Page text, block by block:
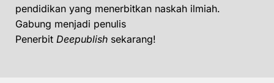
pendidikan yang menerbitkan naskah ilmiah.
Gabung menjadi penulis
Penerbit Deepublish sekarang!